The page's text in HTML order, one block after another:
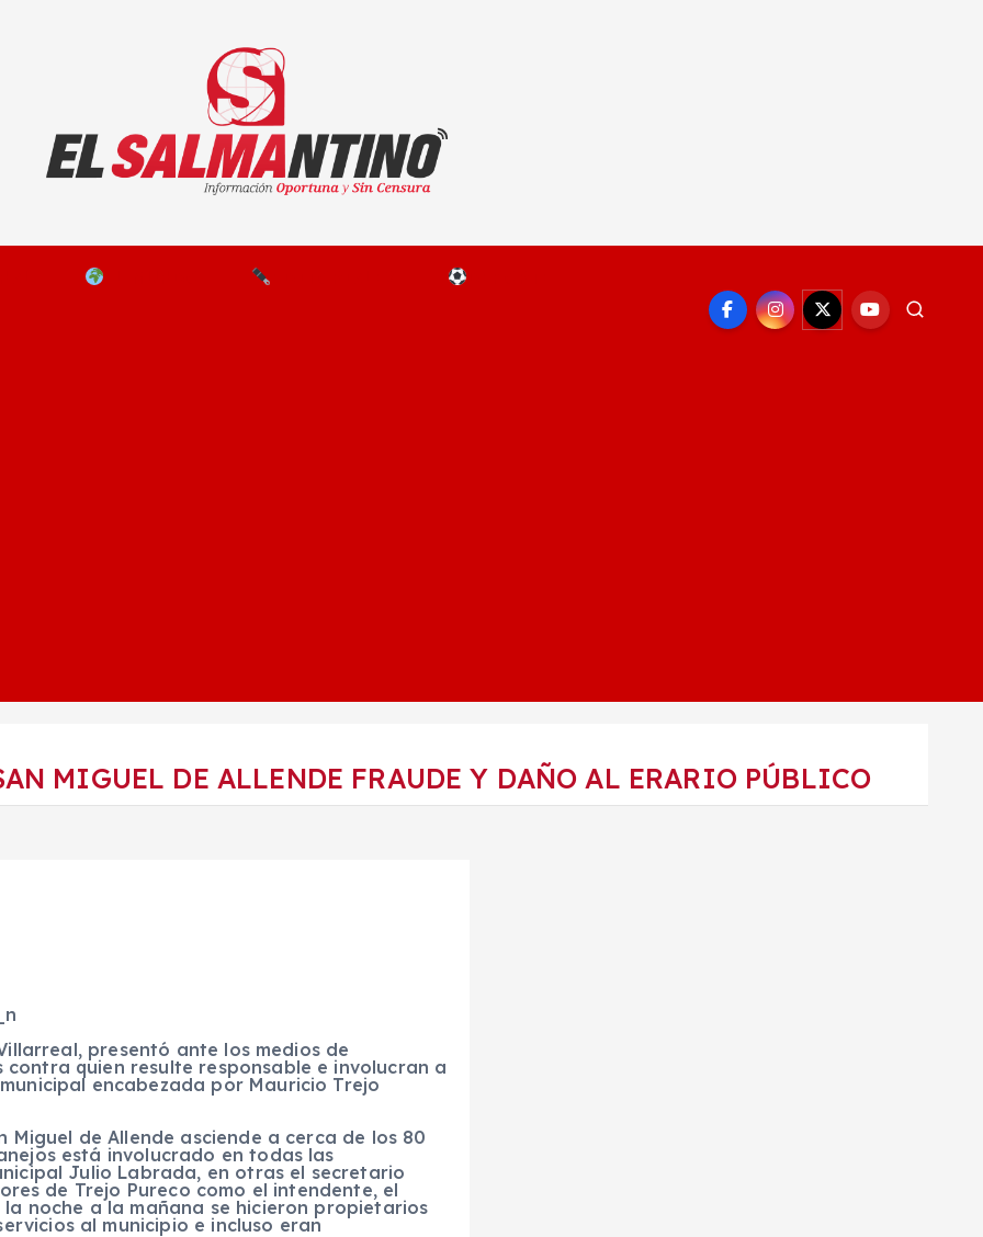
MIGUEL DE ALLENDE FRAUDE Y DAÑO AL ERARIO PÚBLICO
presentó ante los medios de
quien resulte responsable e involucran a
encabezada por Mauricio Trejo
de Allende asciende a cerca de los 80
está involucrado en todas las
Julio Labrada, en otras el secretario
de Trejo Pureco como el intendente, el
noche a la mañana se hicieron propietarios
al municipio e incluso eran